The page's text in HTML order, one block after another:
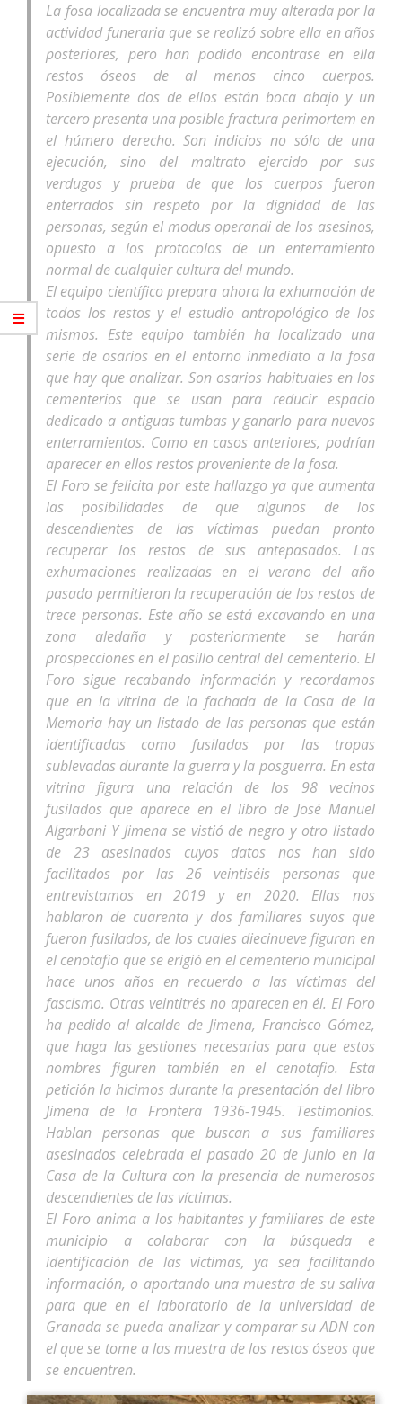
La fosa localizada se encuentra muy alterada por la
actividad funeraria que se realizó sobre ella en años
posteriores, pero han podido encontrase en ella
restos óseos de al menos cinco cuerpos.
Posiblemente dos de ellos están boca abajo y un
tercero presenta una posible fractura perimortem en
el húmero derecho. Son indicios no sólo de una
ejecución, sino del maltrato ejercido por sus
verdugos y prueba de que los cuerpos fueron
enterrados sin respeto por la dignidad de las
personas, según el modus operandi de los asesinos,
opuesto a los protocolos de un enterramiento
normal de cualquier cultura del mundo.
El equipo científico prepara ahora la exhumación de
todos los restos y el estudio antropológico de los
mismos. Este equipo también ha localizado una
serie de osarios en el entorno inmediato a la fosa
que hay que analizar. Son osarios habituales en los
cementerios que se usan para reducir espacio
dedicado a antiguas tumbas y ganarlo para nuevos
enterramientos. Como en casos anteriores, podrían
aparecer en ellos restos proveniente de la fosa.
El Foro se felicita por este hallazgo ya que aumenta
las posibilidades de que algunos de los
descendientes de las víctimas puedan pronto
recuperar los restos de sus antepasados. Las
exhumaciones realizadas en el verano del año
pasado permitieron la recuperación de los restos de
trece personas. Este año se está excavando en una
zona aledaña y posteriormente se harán
prospecciones en el pasillo central del cementerio. El
Foro sigue recabando información y recordamos
que en la vitrina de la fachada de la Casa de la
Memoria hay un listado de las personas que están
identificadas como fusiladas por las tropas
sublevadas durante la guerra y la posguerra. En esta
vitrina figura una relación de los 98 vecinos
fusilados que aparece en el libro de José Manuel
Algarbani Y Jimena se vistió de negro y otro listado
de 23 asesinados cuyos datos nos han sido
facilitados por las 26 veintiséis personas que
entrevistamos en 2019 y en 2020. Ellas nos
hablaron de cuarenta y dos familiares suyos que
fueron fusilados, de los cuales diecinueve figuran en
el cenotafio que se erigió en el cementerio municipal
hace unos años en recuerdo a las víctimas del
fascismo. Otras veintitrés no aparecen en él. El Foro
ha pedido al alcalde de Jimena, Francisco Gómez,
que haga las gestiones necesarias para que estos
nombres figuren también en el cenotafio. Esta
petición la hicimos durante la presentación del libro
Jimena de la Frontera 1936-1945. Testimonios.
Hablan personas que buscan a sus familiares
asesinados celebrada el pasado 20 de junio en la
Casa de la Cultura con la presencia de numerosos
descendientes de las víctimas.
El Foro anima a los habitantes y familiares de este
municipio a colaborar con la búsqueda e
identificación de las víctimas, ya sea facilitando
información, o aportando una muestra de su saliva
para que en el laboratorio de la universidad de
Granada se pueda analizar y comparar su ADN con
el que se tome a las muestra de los restos óseos que
se encuentren.